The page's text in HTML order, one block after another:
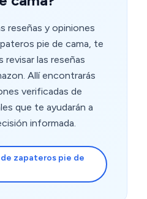
reseñas y opiniones
pie de cama, te
revisar las reseñas
Allí encontrarás
verificadas de
que te ayudarán a
informada.
zapateros pie de